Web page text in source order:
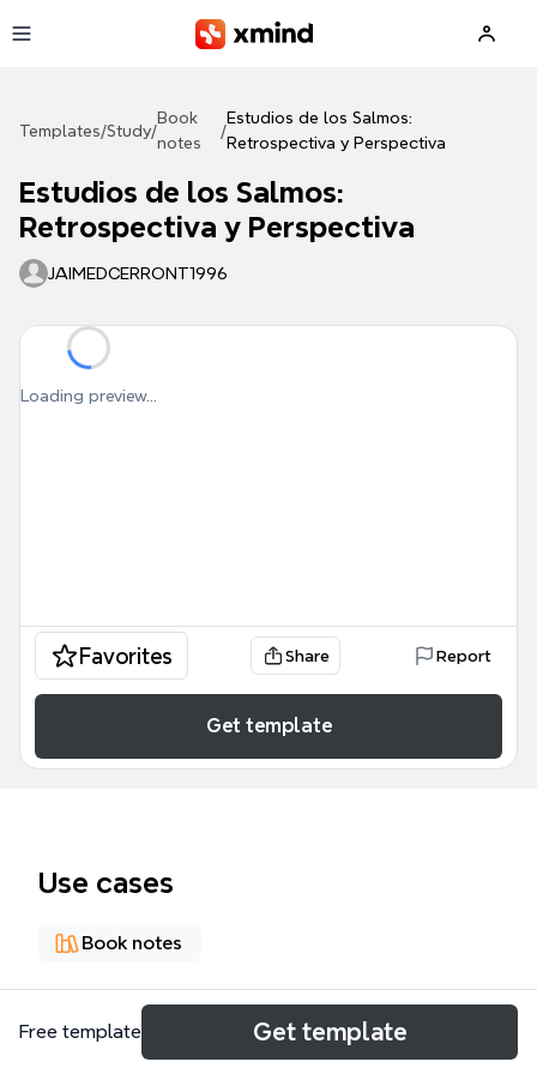
Templates/Study/
Book
notes
/
Estudios de los Salmos:
Retrospectiva y Perspectiva
Estudios de los Salmos:
Retrospectiva y Perspectiva
JAIMEDCERRONT1996
Loading preview...
Favorites Share Report
Get template
Use cases
Book notes
About
Free template Get template